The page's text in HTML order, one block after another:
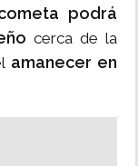
podrá
cerca de la
amanecer en